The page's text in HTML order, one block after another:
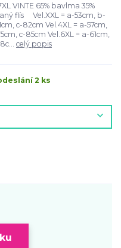
VINTE 65% bavlma 35%
flís Vel.XXL = a-53cm, b-
c-82cm Vel.4XL = a-57cm,
c-85cm Vel.6XL = a-61cm,
celý popis
2 ks